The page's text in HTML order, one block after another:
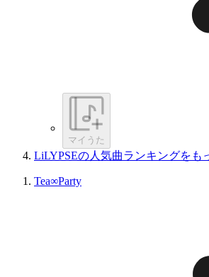
マイうた
LiLYPSEの人気曲ランキングをも
Tea∞Party